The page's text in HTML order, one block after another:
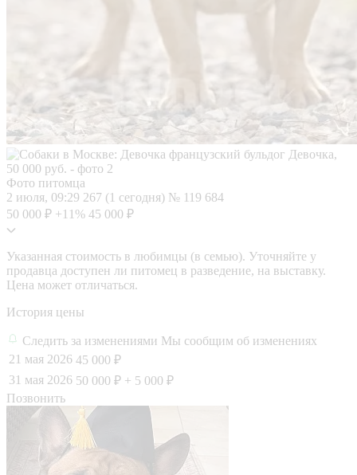
Фото питомца
2 июля, 09:29 267 (1 сегодня) № 119 684
50 000 ₽ +11% 45 000 ₽
Указанная стоимость в любимцы (в семью). Уточняйте у
продавца доступен ли питомец в разведение, на выставку.
Цена может отличаться.
История цены
Следить за изменениями Мы сообщим об изменениях
21 мая 2026 45 000 ₽
31 мая 2026 50 000 ₽ + 5 000 ₽
Позвонить